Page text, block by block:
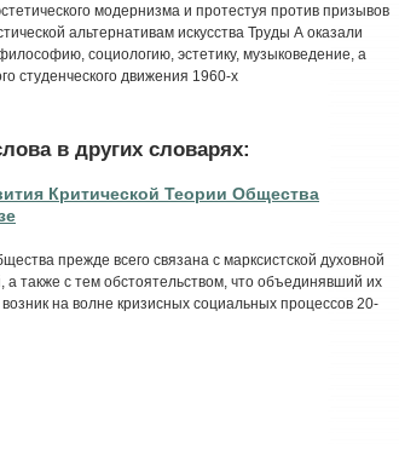
модернизма и протестуя против призывов
альтернативам искусства Труды А оказали
социологию, эстетику, музыковедение, а
студенческого движения 1960-х
в других словарях:
Критической Теории Общества
прежде всего связана с марксистской духовной
а также с тем обстоятельством, что объединявший их
на волне кризисных социальных процессов 20-